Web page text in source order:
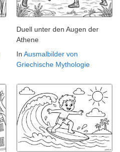
Duell unter den Augen der
Athene
In Ausmalbilder von
Griechische Mythologie